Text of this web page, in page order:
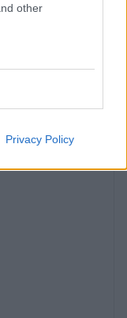
other
Privacy Policy
hatást egy
lévő
ragadástól